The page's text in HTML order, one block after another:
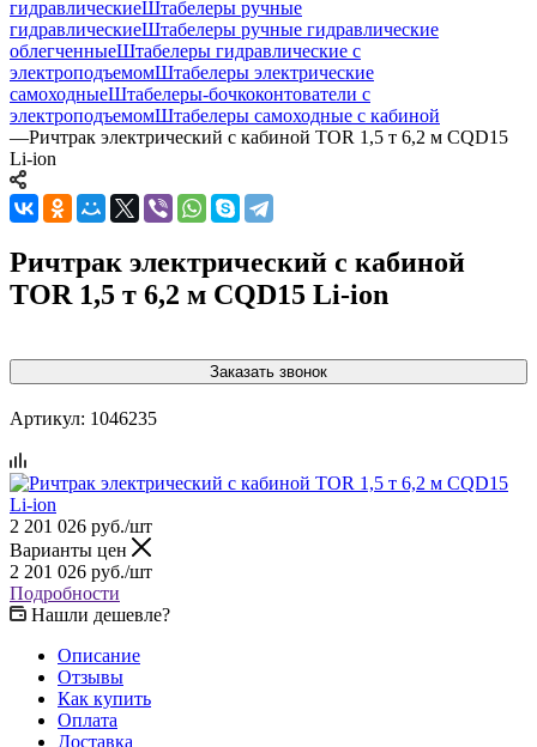
гидравлическиеШтабелеры ручные
гидравлическиеШтабелеры ручные гидравлические
облегченныеШтабелеры гидравлические c
электроподъемомШтабелеры электрические
самоходныеШтабелеры-бочкоконтователи с
электроподъемомШтабелеры самоходные с кабиной
—Ричтрак электрический с кабиной TOR 1,5 т 6,2 м CQD15
Li-ion
Ричтрак электрический с кабиной
TOR 1,5 т 6,2 м CQD15 Li-ion
Заказать звонок
Артикул: 1046235
2 201 026 руб./шт
Варианты цен
2 201 026 руб./шт
Подробности
Нашли дешевле?
Описание
Отзывы
Как купить
Оплата
Доставка